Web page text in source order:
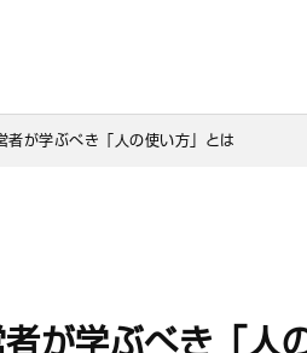
者が学ぶべき「人の使い方」とは
が学ぶべき「人